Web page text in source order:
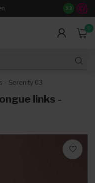
14 dagen
9.3
0
- Serenity 03
links -